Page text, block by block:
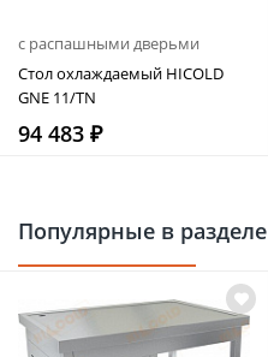
с распашными дверьми
Стол охлаждаемый HICOLD
GNE 11/TN
94 483 ₽
Популярные в разделе